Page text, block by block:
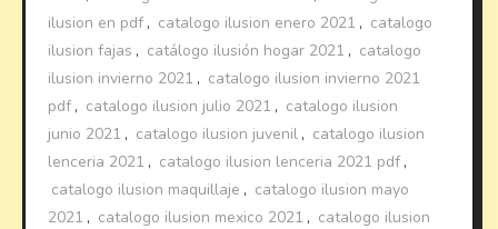
ilusion en pdf , catalogo ilusion enero 2021 , catalogo
ilusion fajas , catálogo ilusión hogar 2021 , catalogo
ilusion invierno 2021 , catalogo ilusion invierno 2021
pdf , catalogo ilusion julio 2021 , catalogo ilusion
junio 2021 , catalogo ilusion juvenil , catalogo ilusion
lenceria 2021 , catalogo ilusion lenceria 2021 pdf ,
catalogo ilusion maquillaje , catalogo ilusion mayo
2021 , catalogo ilusion mexico 2021 , catalogo ilusion